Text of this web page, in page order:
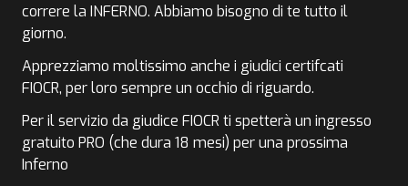
correre la INFERNO. Abbiamo bisogno di te tutto il
giorno.
Apprezziamo moltissimo anche i giudici certifcati
FIOCR, per loro sempre un occhio di riguardo.
Per il servizio da giudice FIOCR ti spetterà un ingresso
gratuito PRO (che dura 18 mesi) per una prossima
Inferno